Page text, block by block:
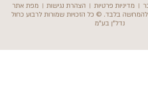
פרטיות הצהרת נגישות
מפת אתר
בלבד. © כל הזכויות שמורות לרבוע כחול
נדל"ן בע"מ